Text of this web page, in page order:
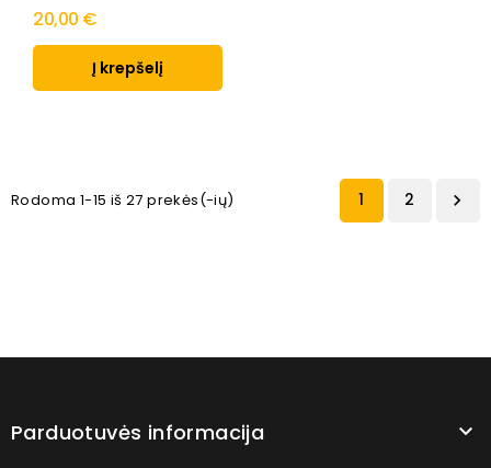
20,00 €
Į krepšelį
Rodoma 1-15 iš 27 prekės(-ių) 1 2 
Parduotuvės informacija 